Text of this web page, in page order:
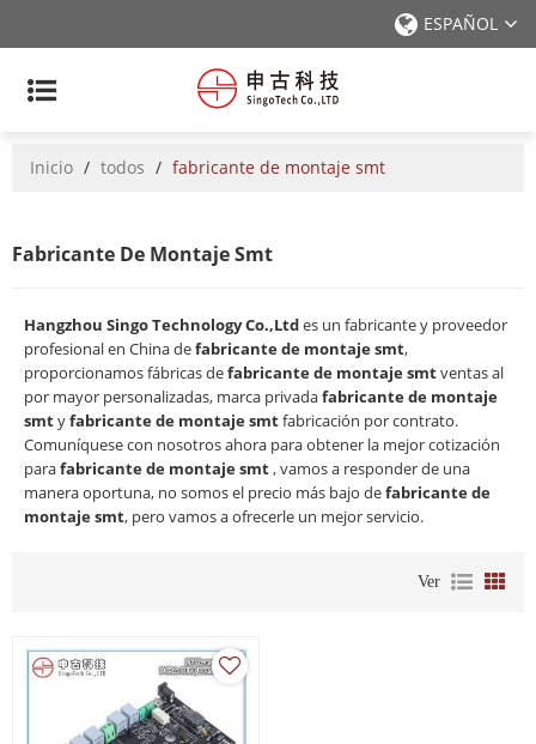
ESPAÑOL
Inicio / todos / fabricante de montaje smt
Fabricante De Montaje Smt
Hangzhou Singo Technology Co.,Ltdes un fabricante y proveedor
profesional en China defabricante de montaje smt,
proporcionamos fábricas defabricante de montaje smtventas al
por mayor personalizadas, marca privadafabricante de montaje
smtyfabricante de montaje smtfabricación por contrato.
Comuníquese con nosotros ahora para obtener la mejor cotización
parafabricante de montaje smt, vamos a responder de una
manera oportuna, no somos el precio más bajo defabricante de
montaje smt, pero vamos a ofrecerle un mejor servicio.
Ver